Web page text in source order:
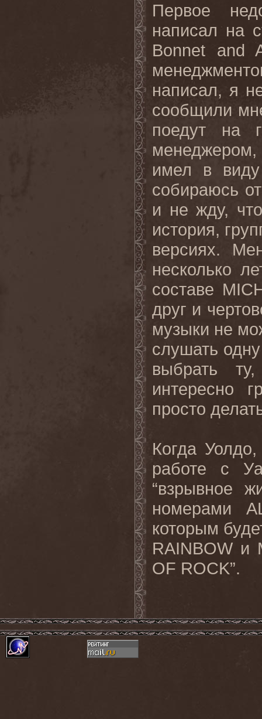
Первое
написал на
Bonnet and
написал, я
сообщили
поедут на
имел в
собираюсь
и не жду,
история,
версиях.
несколько
составе
друг и
музыки не
слушать
выбрать
интересно
просто
Когда
работе с
“взрывное
номерами
которым
RAINBOW и
OF ROCK”.